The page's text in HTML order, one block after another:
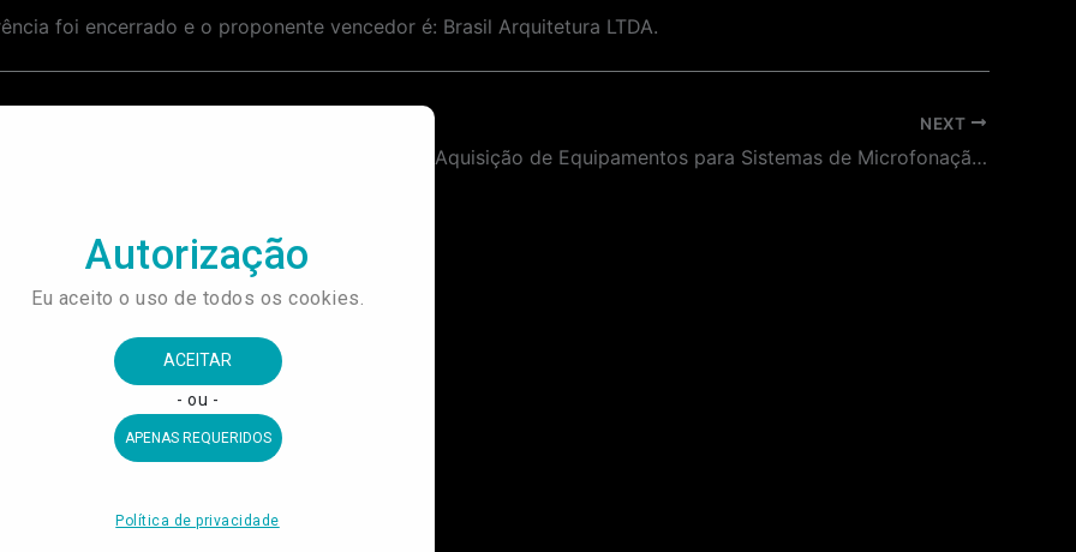
foi encerrado e o proponente vencedor é: Brasil Arquitetura LTDA.
NEXT
Aquisição de Equipamentos para Sistemas de Microfonação para o Museu do Futebol.